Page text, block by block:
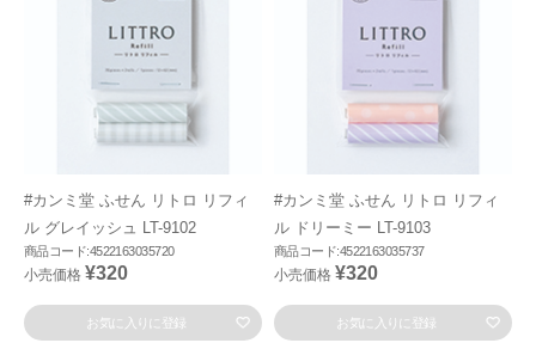
#カンミ堂 ふせん リトロ リフィ
ル グレイッシュ LT-9102
商品コード:4522163035720
小売価格 ¥320
お気に入りに登録
#カンミ堂 ふせん リトロ リフィ
ル ドリーミー LT-9103
商品コード:4522163035737
小売価格 ¥320
お気に入りに登録